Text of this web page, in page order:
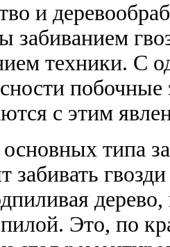
и
забиванием
техники. С
с этим
типа
забивать
Это, по